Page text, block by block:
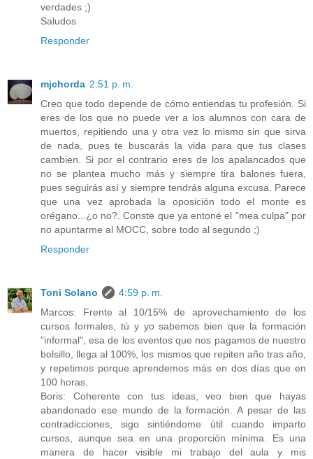
verdades ;)
Saludos
Responder
mjchorda 2:51 p. m.
Creo que todo depende de cómo entiendas tu profesión. Si
eres de los que no puede ver a los alumnos con cara de
muertos, repitiendo una y otra vez lo mismo sin que sirva
de nada, pues te buscarás la vida para que tus clases
cambien. Si por el contrario eres de los apalancados que
no se plantea mucho más y siempre tira balones fuera,
pues seguirás así y siempre tendrás alguna excusa. Parece
que una vez aprobada la oposición todo el monte es
orégano...¿o no?. Conste que ya entoné el "mea culpa" por
no apuntarme al MOCC, sobre todo al segundo ;)
Responder
Toni Solano
4:59 p. m.
Marcos: Frente al 10/15% de aprovechamiento de los
cursos formales, tú y yo sabemos bien que la formación
"informal", esa de los eventos que nos pagamos de nuestro
bolsillo, llega al 100%, los mismos que repiten año tras año,
y repetimos porque aprendemos más en dos días que en
100 horas.
Boris: Coherente con tus ideas, veo bien que hayas
abandonado ese mundo de la formación. A pesar de las
contradicciones, sigo sintiéndome útil cuando imparto
cursos, aunque sea en una proporción mínima. Es una
manera de hacer visible mi trabajo del aula y mis